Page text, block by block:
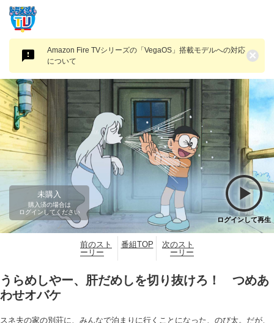
Amazon Fire TVシリーズの「VegaOS」搭載モデルへの対応
について
×
未購入
購入済の場合は
ログインしてください
ログインして再生
前のスト
ーリー
番組TOP
次のスト
ーリー
うらめしやー、肝だめしを切り抜けろ！ つめあ
わせオバケ
スネ夫の家の別荘に、みんなで泊まりに行くことになった、のび太。だが、